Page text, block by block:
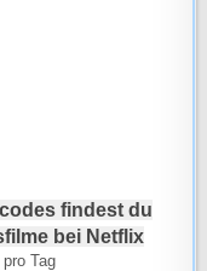
findest du
bei Netflix
Tag